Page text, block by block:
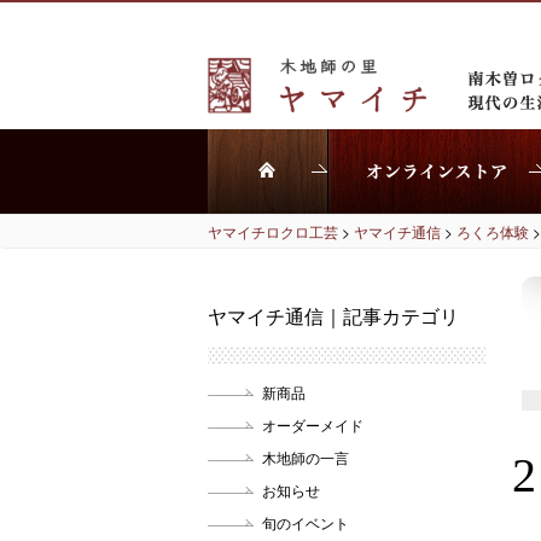
ヤマイチロクロ工芸 > ヤマイチ通信 > ろくろ体験
ヤマイチ通信｜記事カテゴリ
新商品
オーダーメイド
木地師の一言
お知らせ
旬のイベント